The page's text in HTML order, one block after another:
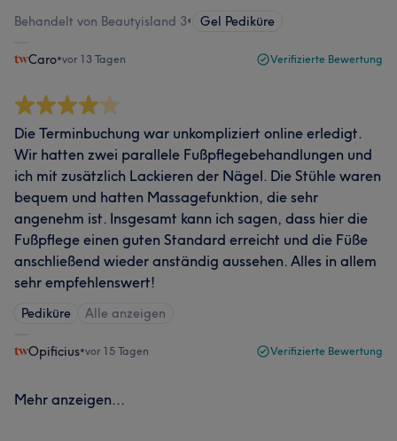
Behandelt von Beautyisland 3• Gel Pediküre
Caro•vor 13 Tagen Verifizierte Bewertung
Die Terminbuchung war unkompliziert online erledigt.
Wir hatten zwei parallele Fußpflegebehandlungen und
ich mit zusätzlich Lackieren der Nägel. Die Stühle waren
bequem und hatten Massagefunktion, die sehr
angenehm ist. Insgesamt kann ich sagen, dass hier die
Fußpflege einen guten Standard erreicht und die Füße
anschließend wieder anständig aussehen. Alles in allem
sehr empfehlenswert!
Pediküre Alle anzeigen
Opificius•vor 15 Tagen Verifizierte Bewertung
Mehr anzeigen...